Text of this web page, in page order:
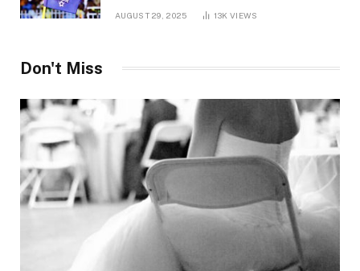
AUGUST 29, 2025 13KVIEWS
Don't Miss